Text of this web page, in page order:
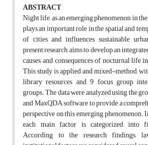
ABSTRACT
Night life, as an emerging phenomenon in
plays an important role in the spatial and
of cities and influences sustainable
present research aims to develop an
causes, and consequences of nocturnal life
This study is applied and mixed-method,
library resources and 9 focus group
groups. The data were analyzed using the
and MaxQDA software to provide a
perspective on this emerging phenomenon.
each main factor is categorized into
According to the research findings,